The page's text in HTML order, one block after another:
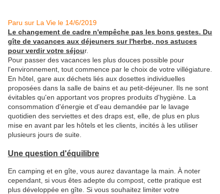
Paru sur La Vie le 14/6/2019
Le changement de cadre n'empêche pas les bons gestes. Du
gîte de vacances aux déjeuners sur l'herbe, nos astuces
pour verdir votre séjour.
Pour passer des vacances les plus douces possible pour
l'environnement, tout commence par le choix de votre villégiature.
En hôtel, gare aux déchets liés aux dosettes individuelles
proposées dans la salle de bains et au petit-déjeuner. Ils ne sont
évitables qu'en apportant vos propres produits d'hygiène. La
consommation d'énergie et d'eau demandée par le lavage
quotidien des serviettes et des draps est, elle, de plus en plus
mise en avant par les hôtels et les clients, incités à les utiliser
plusieurs jours de suite.
Une question d'équilibre
En camping et en gîte, vous aurez davantage la main. À noter
cependant, si vous êtes adepte du compost, cette pratique est
plus développée en gîte. Si vous souhaitez limiter votre